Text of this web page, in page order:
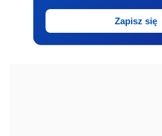
Zapisz się